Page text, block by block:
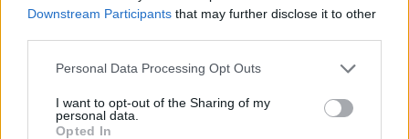
Downstream Participants that may further disclose it to other
Personal Data Processing Opt Outs
I want to opt-out of the Sharing of my
personal data.
Opted In
Leskeneläke ei kuulu kaikille –
Kela muistuttaa tärkeästä
ikärajasta